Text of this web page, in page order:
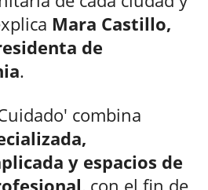
Mara Castillo,
de
.
combina
y espacios de
, con el fin de